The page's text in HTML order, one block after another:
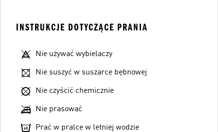
INSTRUKCJE DOTYCZĄCE PRANIA
Nie używać wybielaczy
Nie suszyć w suszarce bębnowej
Nie czyścić chemicznie
Nie prasować
Prać w pralce w letniej wodzie